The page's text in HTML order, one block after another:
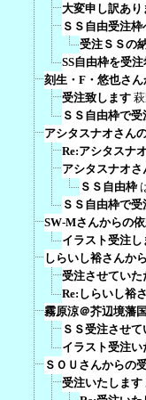
大変申し訳あり
ＳＳ自由受注枠
受注ＳＳの
SS自由枠を受
刻生・F・悠也さ
受注致します
ＳＳ自由枠で
アシタスナオさん
Re:アシタスナ
アシタスナオさ
ＳＳ自由枠
ＳＳ自由枠で
SW-Mさんからの
イラスト受注し
しらいし裕さんか
受注させていた
Re:しらいし裕
霧原涼＠芥辺境藩
ＳＳ受注させ
イラスト受注い
ＳＯＵさんからの
受注いたします